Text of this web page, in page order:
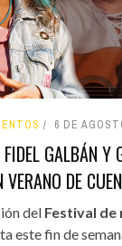
6 DE
GALBÁN Y
VERANO DE
del Festival de
este fin de